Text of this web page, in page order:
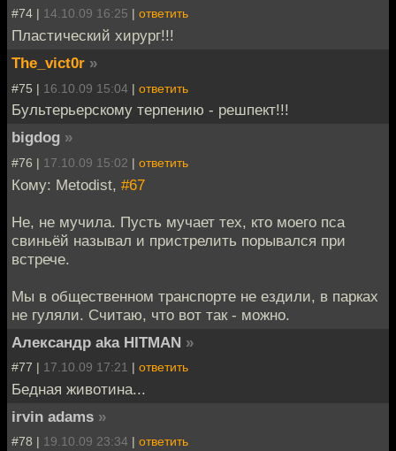
#74 | 14.10.09 16:25 | ответить
Пластический хирург!!!
The_vict0r »
#75 | 16.10.09 15:04 | ответить
Бультерьерскому терпению - решпект!!!
bigdog »
#76 | 17.10.09 15:02 | ответить
Кому: Metodist, #67
Не, не мучила. Пусть мучает тех, кто моего пса
свиньёй называл и пристрелить порывался при
встрече.
Мы в общественном транспорте не ездили, в парках
не гуляли. Считаю, что вот так - можно.
Александр aka HITMAN »
#77 | 17.10.09 17:21 | ответить
Бедная животина...
irvin adams »
#78 | 19.10.09 23:34 | ответить